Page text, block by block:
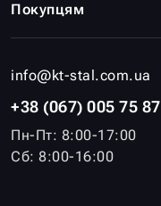
info@kt-stal.com.ua
+38 (067) 005 75 87
Пн-Пт: 8:00-17:00
Сб: 8:00-16:00
Покупцям